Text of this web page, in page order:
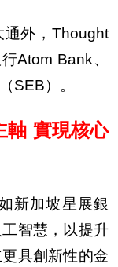
外，Thought
Atom Bank、
SEB）。
軸 實現核心
新加坡星展銀
智慧，以提升
具創新性的金